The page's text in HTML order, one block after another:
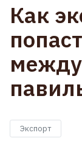
Как
Экспорт